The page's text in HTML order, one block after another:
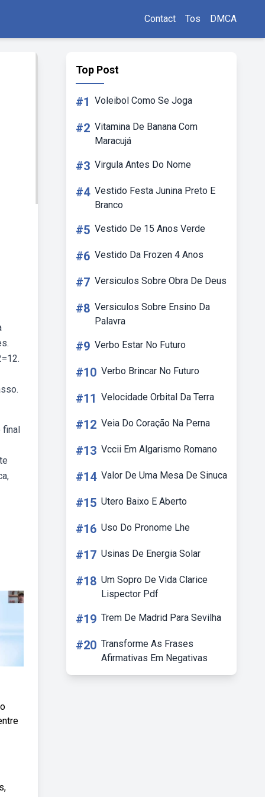
Contact Tos DMCA
final
Top Post
#1 Voleibol Como Se Joga
#2 Vitamina De Banana Com
Maracujá
#3 Virgula Antes Do Nome
#4 Vestido Festa Junina Preto E
Branco
#5 Vestido De 15 Anos Verde
#6 Vestido Da Frozen 4 Anos
#7 Versiculos Sobre Obra De Deus
#8 Versiculos Sobre Ensino Da
Palavra
#9 Verbo Estar No Futuro
#10 Verbo Brincar No Futuro
#11 Velocidade Orbital Da Terra
#12 Veia Do Coração Na Perna
#13 Vccii Em Algarismo Romano
#14 Valor De Uma Mesa De Sinuca
#15 Utero Baixo E Aberto
#16 Uso Do Pronome Lhe
#17 Usinas De Energia Solar
#18 Um Sopro De Vida Clarice
Lispector Pdf
#19 Trem De Madrid Para Sevilha
#20 Transforme As Frases
Afirmativas Em Negativas